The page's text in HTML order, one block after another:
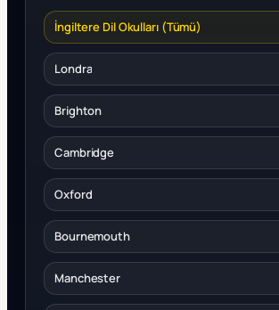
İngiltere Dil Okulları (Tümü)
Londra
Brighton
Cambridge
Oxford
Bournemouth
Manchester